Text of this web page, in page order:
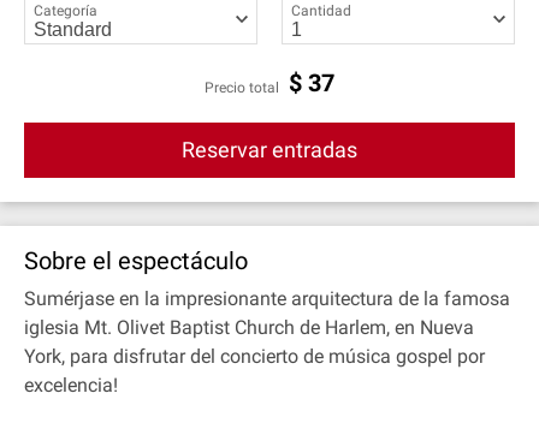
Categoría Cantidad
Precio total $ 37
Reservar entradas
Sobre el espectáculo
Sumérjase en la impresionante arquitectura de la famosa
iglesia Mt. Olivet Baptist Church de Harlem, en Nueva
York, para disfrutar del concierto de música gospel por
excelencia!